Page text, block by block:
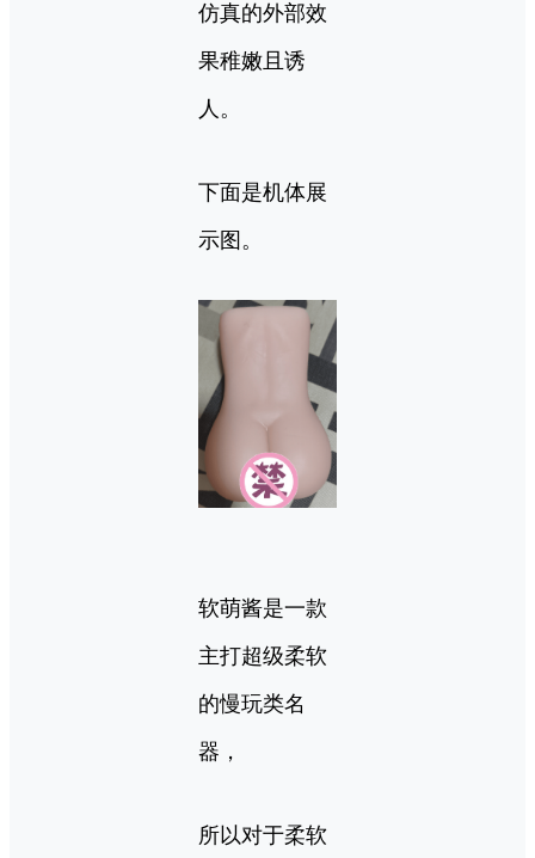
仿真的外部效
果稚嫩且诱
人。
下面是机体展
示图。
软萌酱是一款
主打超级柔软
的慢玩类名
器，
所以对于柔软